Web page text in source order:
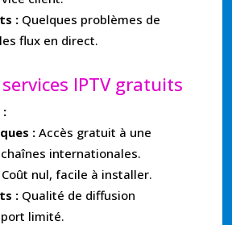
: Quelques problèmes de
flux en direct.
IPTV gratuits
:
: Accès gratuit à une
internationales.
Coût nul, facile à installer.
: Qualité de diffusion
limité.